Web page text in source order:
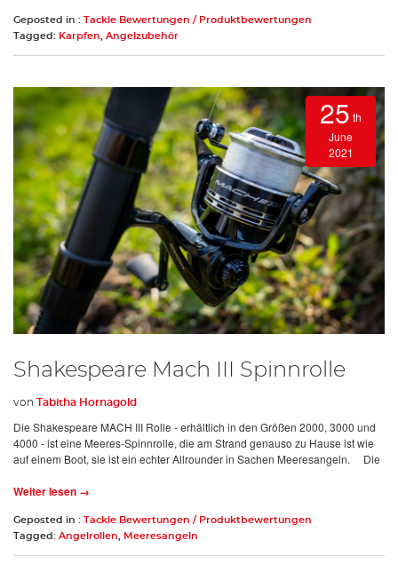
Geposted in : Tackle Bewertungen / Produktbewertungen
Tagged: Karpfen Angelzubehör
25 th
June
2021
Shakespeare Mach III Spinnrolle
von Tabitha Hornagold
Die Shakespeare MACH III Rolle - erhältlich in den Größen 2000, 3000 und
4000 - ist eine Meeres-Spinnrolle, die am Strand genauso zu Hause ist wie
auf einem Boot, sie ist ein echter Allrounder in Sachen Meeresangeln. Die
Weiter lesen →
Geposted in : Tackle Bewertungen / Produktbewertungen
Tagged: Angelrollen Meeresangeln